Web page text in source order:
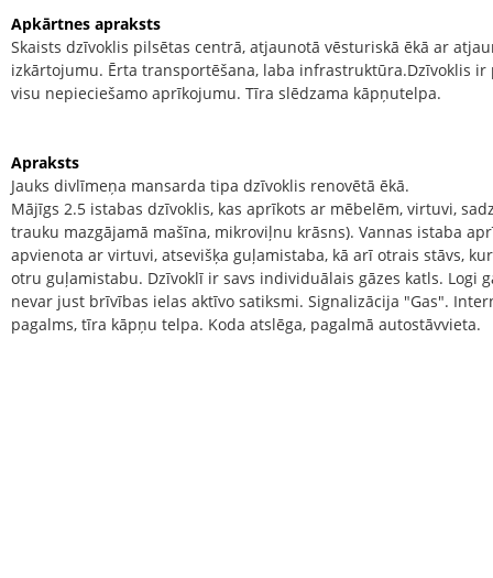
Apkārtnes apraksts
Skaists dzīvoklis pilsētas centrā, atjaunotā vēsturiskā ēkā ar
izkārtojumu. Ērta transportēšana, laba infrastruktūra.Dzīvoklis
visu nepieciešamo aprīkojumu. Tīra slēdzama kāpņutelpa.
Apraksts
Jauks divlīmeņa mansarda tipa dzīvoklis renovētā ēkā.
Mājīgs 2.5 istabas dzīvoklis, kas aprīkots ar mēbelēm, virtuvi,
trauku mazgājamā mašīna, mikroviļnu krāsns). Vannas istaba
apvienota ar virtuvi, atsevišķa guļamistaba, kā arī otrais stāvs,
otru guļamistabu. Dzīvoklī ir savs individuālais gāzes katls. Logi
nevar just brīvības ielas aktīvo satiksmi. Signalizācija "Gas".
pagalms, tīra kāpņu telpa. Koda atslēga, pagalmā autostāvvieta.